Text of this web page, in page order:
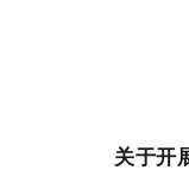
关于开